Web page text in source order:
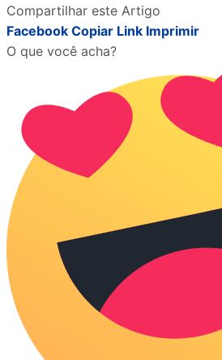
Compartilhar este Artigo
Facebook Copiar Link Imprimir
O que você acha?